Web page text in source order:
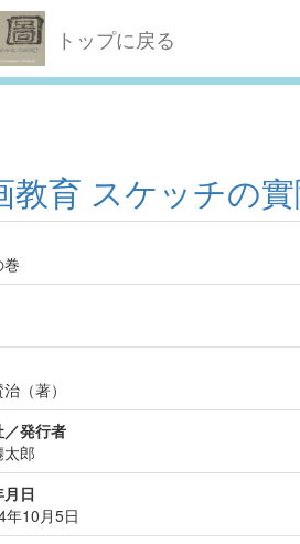
トップに戻る
教育 スケッチの
（著）
発行者
郎
日
年10月5日